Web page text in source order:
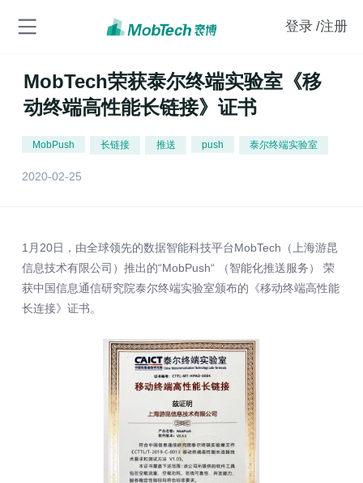
登录 /注册
MobTech荣获泰尔终端实验室《移
动终端高性能长链接》证书
MobPush 长链接 推送 push 泰尔终端实验室
2020-02-25
1月20日，由全球领先的数据智能科技平台MobTech（上海游昆
信息技术有限公司）推出的“MobPush“ （智能化推送服务） 荣
获中国信息通信研究院泰尔终端实验室颁布的《移动终端高性能
长连接》证书。